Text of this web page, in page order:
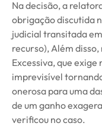
Na decisão, a
obrigação discutida
judicial transitada
recurso), Além
Excessiva, que
imprevisível
onerosa para uma
de um ganho
verificou no caso.